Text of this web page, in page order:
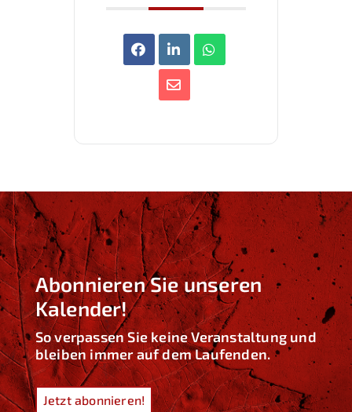
Abonnieren Sie unseren
Kalender!
So verpassen Sie keine Veranstaltung und
bleiben immer auf dem Laufenden.
Jetzt abonnieren!